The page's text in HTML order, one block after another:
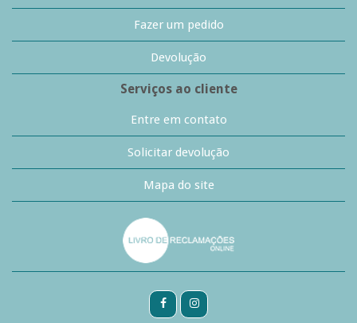
Fazer um pedido
Devolução
Serviços ao cliente
Entre em contato
Solicitar devolução
Mapa do site